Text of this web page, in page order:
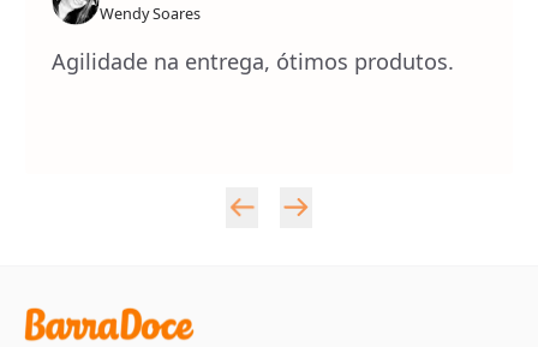
Wendy Soares
Agilidade na entrega, ótimos produtos.